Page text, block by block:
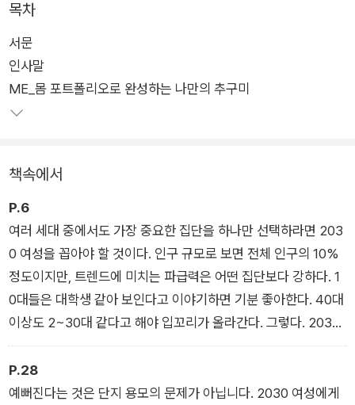
팀’은 전혀 다르고 상반되어 보이기까지 하는 이 모습들이 모두 2
030 여성들의 모습이라 말한다.
하나로 정의되길 거부하고, 라이프스테이지마다 당연한 것은 없
으며, 매순간 나다운 방법을 찾는 이들이기 때문이다. 그 과정에
펴봤다. 산업적으로 새로운 기회를 찾는 이부터 국가적으로 미래
지향적인 청사진을 그리고 싶은 이, 나이와 성별을 떠나 동시대를
살아가는 사람들의 이야기가 궁금한 이들에게 인사이트가 되어
줄 것이다.
목차
서문
인사말
ME_몸 포트폴리오로 완성하는 나만의 추구미
책속에서
P.6
여러 세대 중에서도 가장 중요한 집단을 하나만 선택하라면 203
0 여성을 꼽아야 할 것이다. 인구 규모로 보면 전체 인구의 10%
정도이지만, 트렌드에 미치는 파급력은 어떤 집단보다 강하다. 1
0대들은 대학생 같아 보인다고 이야기하면 기분 좋아한다. 40대
이상도 2~30대 같다고 해야 입꼬리가 올라간다. 그렇다. 2030
은 인생의 모든 나이가 선망하는 시기다. 2030이 뭔가를 하면,
대체로 다른 연령대는 그것을 따라 한다. 그 결과 2030은 트렌드
가 시작하는 출발점이 되는 경우가 많다. 특히 2030 여성은 패션
P.28
예뻐진다는 것은 단지 용모의 문제가 아닙니다. 2030 여성에게